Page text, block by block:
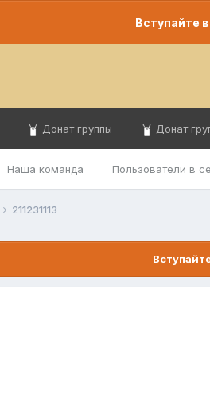
Вступайте
Наша команда Пользователи в
Донат группы Донат
211231113